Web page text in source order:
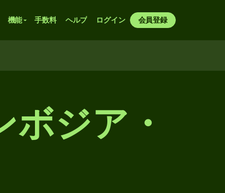
機能 手数料 ヘルプ ログイン 会員登録
ジア・